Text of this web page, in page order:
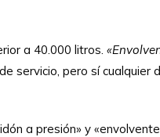
a 40.000 litros.
servicio, pero sí
a presión» y «envolvente